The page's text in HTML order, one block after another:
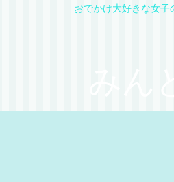
おでかけ大好きな女子